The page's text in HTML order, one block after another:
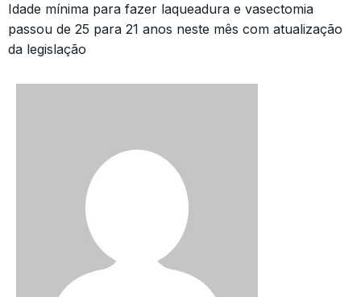
Idade mínima para fazer laqueadura e vasectomia
passou de 25 para 21 anos neste mês com atualização
da legislação